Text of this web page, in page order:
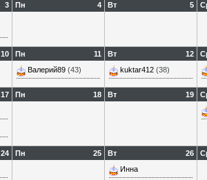
3 4
Пн 5
Вт
10 11
Пн
Валерий89 (43)
12
Вт
kuktar412 (38)
17 18
Пн 19
Вт
24 25
Пн 26
Вт
Инна